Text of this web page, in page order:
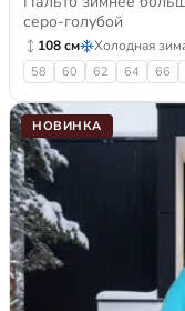
серо-голубой
108 см Холодная
58 60 62 64 66
НОВИНКА